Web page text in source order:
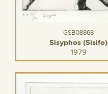
GSB08868
Sisyphos (Sisifo)
1979